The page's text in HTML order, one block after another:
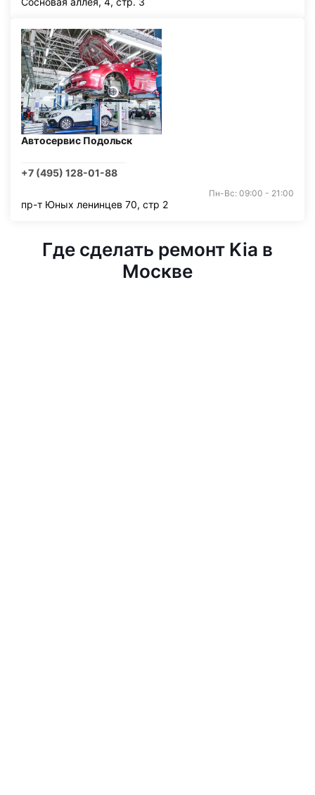
Автосервис Подольск
+7 (495) 128-01-88
Пн-Вс: 09:00 - 21:00
пр-т Юных ленинцев 70, стр 2
Где сделать ремонт Kia в
Москве